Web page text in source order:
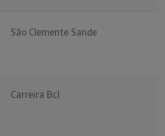
São Clemente Sande
Carreira Bcl